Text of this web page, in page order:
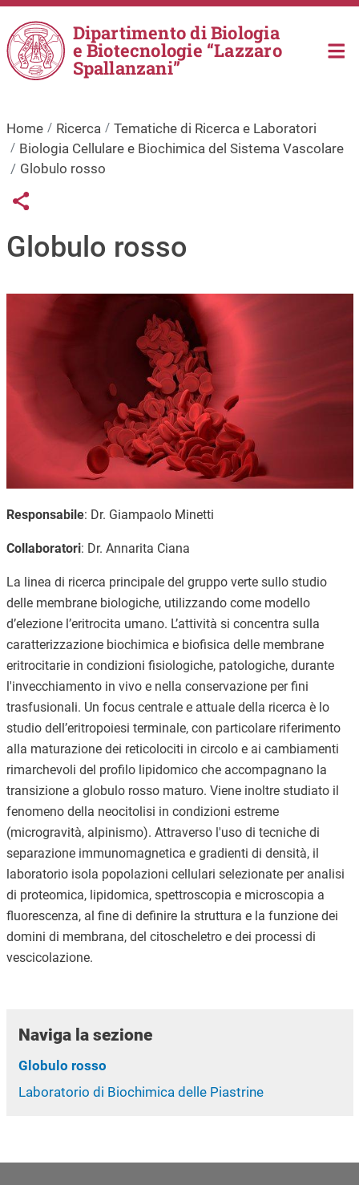
Salta al contenuto principale
Dipartimento di Biologia
e Biotecnologie “Lazzaro
Spallanzani”
Home Ricerca
Tematiche di Ricerca e Laboratori
Biologia Cellulare e Biochimica del Sistema Vascolare
Globulo rosso
Links condivisione social
Share button
Globulo rosso
Immagine
Responsabile: Dr. Giampaolo Minetti
Collaboratori: Dr. Annarita Ciana
La linea di ricerca principale del gruppo verte sullo studio
delle membrane biologiche, utilizzando come modello
d’elezione l’eritrocita umano. L’attività si concentra sulla
caratterizzazione biochimica e biofisica delle membrane
eritrocitarie in condizioni fisiologiche, patologiche, durante
l'invecchiamento in vivo e nella conservazione per fini
trasfusionali. Un focus centrale e attuale della ricerca è lo
studio dell’eritropoiesi terminale, con particolare riferimento
alla maturazione dei reticolociti in circolo e ai cambiamenti
rimarchevoli del profilo lipidomico che accompagnano la
transizione a globulo rosso maturo. Viene inoltre studiato il
fenomeno della neocitolisi in condizioni estreme
(microgravità, alpinismo). Attraverso l'uso di tecniche di
separazione immunomagnetica e gradienti di densità, il
laboratorio isola popolazioni cellulari selezionate per analisi
di proteomica, lipidomica, spettroscopia e microscopia a
fluorescenza, al fine di definire la struttura e la funzione dei
domini di membrana, del citoscheletro e dei processi di
vescicolazione.
Naviga la sezione
Globulo rosso
Laboratorio di Biochimica delle Piastrine